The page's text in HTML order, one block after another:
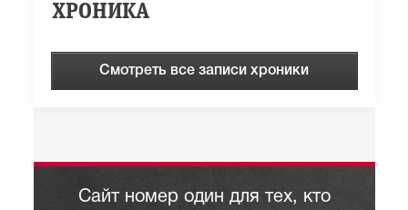
ХРОНИКА
Смотреть все записи хроники
Сайт номер один для тех, кто